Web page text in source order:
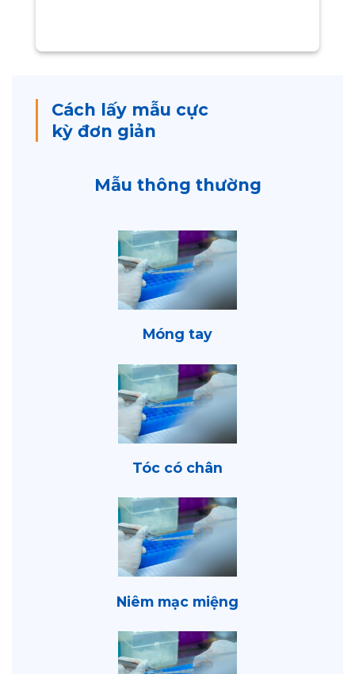
Cách lấy mẫu cực
kỳ đơn giản
Mẫu thông thường
Móng tay
Tóc có chân
Niêm mạc miệng